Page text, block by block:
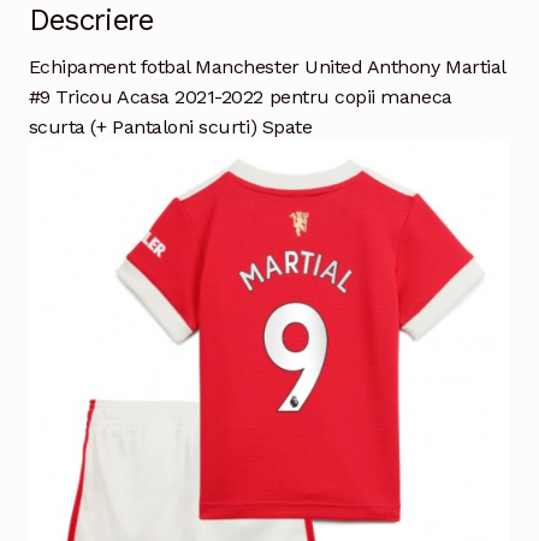
Descriere
Echipament fotbal Manchester United Anthony Martial
#9 Tricou Acasa 2021-2022 pentru copii maneca
scurta (+ Pantaloni scurti) Spate